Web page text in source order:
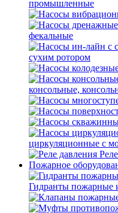
промышленные
фекальные
сухим ротором
консольные,
циркуляционные с
Пожарное
Гидранты пожарные